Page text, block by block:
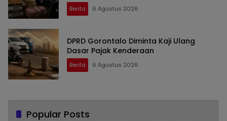
Berita 6 Agustus 2026
DPRD Gorontalo Diminta Kaji Ulang
Dasar Pajak Kenderaan
Berita 6 Agustus 2026
Popular Posts